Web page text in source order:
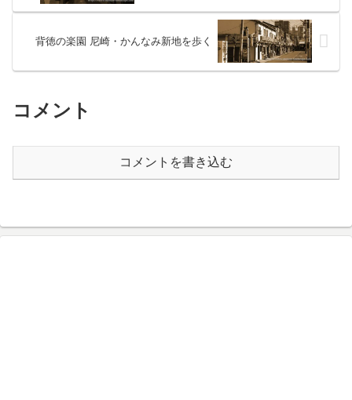
背徳の楽園 尼崎・かんなみ新地を歩く
コメント
コメントを書き込む